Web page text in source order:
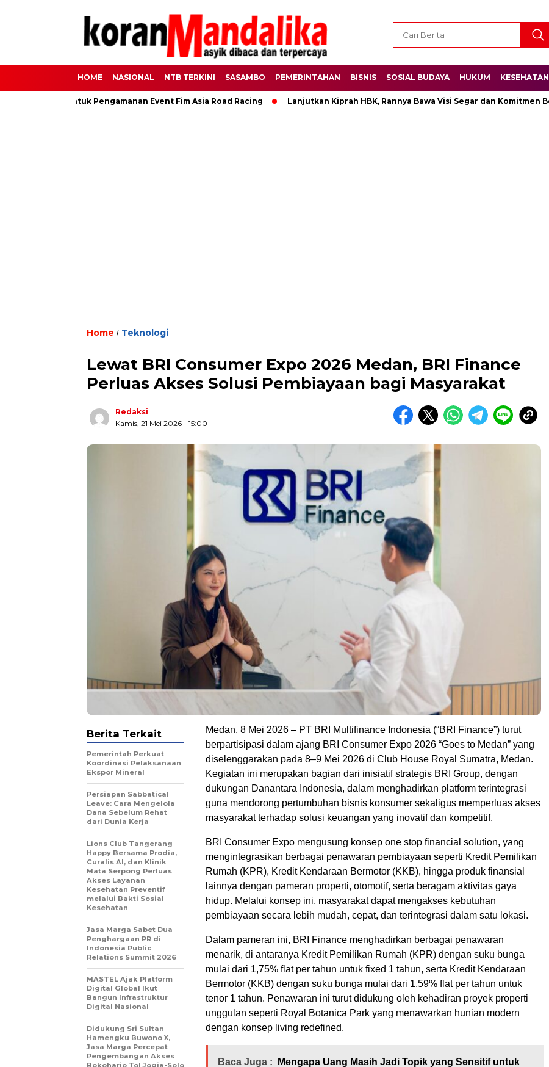
HOME NASIONAL NTB TERKINI SASAMBO PEMERINTAHAN BISNIS SOSIAL BUDAYA HUKUM KESEHATAN
Untuk Pengamanan Event Fim Asia Road Racing Lanjutkan Kiprah HBK, Rannya Bawa Visi Segar dan Komitmen Besar
Home / Teknologi
Lewat BRI Consumer Expo 2026 Medan, BRI Finance
Perluas Akses Solusi Pembiayaan bagi Masyarakat
Redaksi
Kamis, 21 Mei 2026 - 15:00
Medan, 8 Mei 2026 – PT BRI Multifinance Indonesia (“BRI Finance”) turut
berpartisipasi dalam ajang BRI Consumer Expo 2026 “Goes to Medan” yang
diselenggarakan pada 8–9 Mei 2026 di Club House Royal Sumatra, Medan.
Kegiatan ini merupakan bagian dari inisiatif strategis BRI Group, dengan
dukungan Danantara Indonesia, dalam menghadirkan platform terintegrasi
guna mendorong pertumbuhan bisnis konsumer sekaligus memperluas akses
masyarakat terhadap solusi keuangan yang inovatif dan kompetitif.
BRI Consumer Expo mengusung konsep one stop financial solution, yang
mengintegrasikan berbagai penawaran pembiayaan seperti Kredit Pemilikan
Rumah (KPR), Kredit Kendaraan Bermotor (KKB), hingga produk finansial
lainnya dengan pameran properti, otomotif, serta beragam aktivitas gaya
hidup. Melalui konsep ini, masyarakat dapat mengakses kebutuhan
pembiayaan secara lebih mudah, cepat, dan terintegrasi dalam satu lokasi.
Dalam pameran ini, BRI Finance menghadirkan berbagai penawaran
menarik, di antaranya Kredit Pemilikan Rumah (KPR) dengan suku bunga
mulai dari 1,75% flat per tahun untuk fixed 1 tahun, serta Kredit Kendaraan
Bermotor (KKB) dengan suku bunga mulai dari 1,59% flat per tahun untuk
tenor 1 tahun. Penawaran ini turut didukung oleh kehadiran proyek properti
unggulan seperti Royal Botanica Park yang menawarkan hunian modern
dengan konsep living redefined.
Baca Juga :
Mengapa Uang Masih Jadi Topik yang Sensitif untuk
Berita Terkait
Pemerintah Perkuat
Koordinasi Pelaksanaan
Ekspor Mineral
Persiapan Sabbatical
Leave: Cara Mengelola
Dana Sebelum Rehat
dari Dunia Kerja
Lions Club Tangerang
Happy Bersama Prodia,
Curalis AI, dan Klinik
Mata Serpong Perluas
Akses Layanan
Kesehatan Preventif
melalui Bakti Sosial
Kesehatan
Jasa Marga Sabet Dua
Penghargaan PR di
Indonesia Public
Relations Summit 2026
MASTEL Ajak Platform
Digital Global Ikut
Bangun Infrastruktur
Digital Nasional
Didukung Sri Sultan
Hamengku Buwono X,
Jasa Marga Percepat
Pengembangan Akses
Bokoharjo Tol Jogja-Solo